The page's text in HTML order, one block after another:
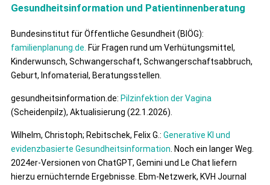
Gesundheitsinformation und Patientinnenberatung
Bundesinstitut für Öffentliche Gesundheit (BIÖG):
familienplanung.de. Für Fragen rund um Verhütungsmittel,
Kinderwunsch, Schwangerschaft, Schwangerschaftsabbruch,
Geburt, Infomaterial, Beratungsstellen.
gesundheitsinformation.de: Pilzinfektion der Vagina
(Scheidenpilz), Aktualisierung (22.1.2026).
Wilhelm, Christoph; Rebitschek, Felix G.: Generative KI und
evidenzbasierte Gesundheitsinformation . Noch ein langer Weg.
2024er-Versionen von ChatGPT, Gemini und Le Chat liefern
hierzu ernüchternde Ergebnisse. Ebm-Netzwerk, KVH Journal